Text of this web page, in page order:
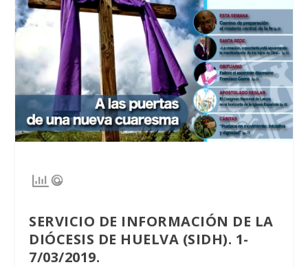
SERVICIO DE INFORMACIÓN DE LA
DIÓCESIS DE HUELVA (SIDH). 1-
7/03/2019.